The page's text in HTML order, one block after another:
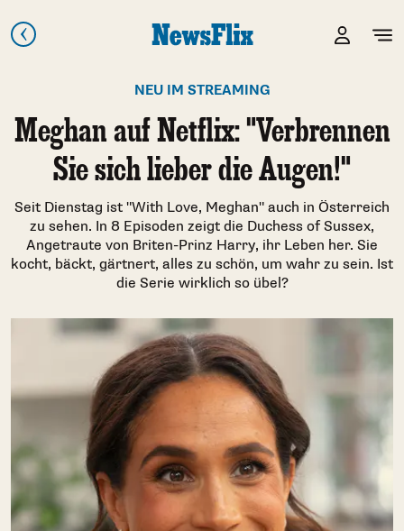
NEU IM STREAMING
Meghan auf Netflix: "Verbrennen
Sie sich lieber die Augen!"
Seit Dienstag ist "With Love, Meghan" auch in Österreich
zu sehen. In 8 Episoden zeigt die Duchess of Sussex,
Angetraute von Briten-Prinz Harry, ihr Leben her. Sie
kocht, bäckt, gärtnert, alles zu schön, um wahr zu sein. Ist
die Serie wirklich so übel?